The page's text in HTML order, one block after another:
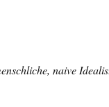
naive